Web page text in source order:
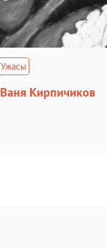
Ужасы
Ваня Кирпичиков